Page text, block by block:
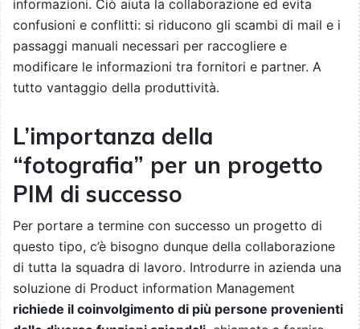
informazioni. Ciò aiuta la collaborazione ed evita
confusioni e conflitti: si riducono gli scambi di mail e i
passaggi manuali necessari per raccogliere e
modificare le informazioni tra fornitori e partner. A
tutto vantaggio della produttività.
L’importanza della
“fotografia” per un progetto
PIM di successo
Per portare a termine con successo un progetto di
questo tipo, c’è bisogno dunque della collaborazione
di tutta la squadra di lavoro. Introdurre in azienda una
soluzione di Product information Management
richiede il coinvolgimento di più persone provenienti